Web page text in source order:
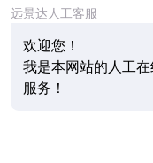
远景达人工客服
欢迎您！
我是本网站的人工
服务！